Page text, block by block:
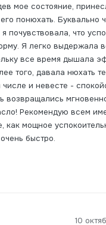
мое состояние,
понюхать. Буквально
почувствовала, что
Я легко выдержала
все время дышала
того, давала нюхать
и невесте -
возвращались
Рекомендую всем
как мощное
быстро.
10